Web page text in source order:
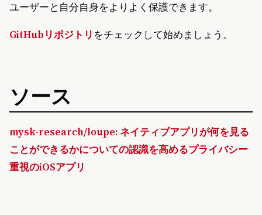
ユーザーと自分自身をよりよく保護できます。
GitHubリポジトリ をチェックして始めましょう。
ソース
mysk-research/loupe: ネイティブアプリが何を見る
ことができるかについての認識を高めるプライバシー
重視のiOSアプリ